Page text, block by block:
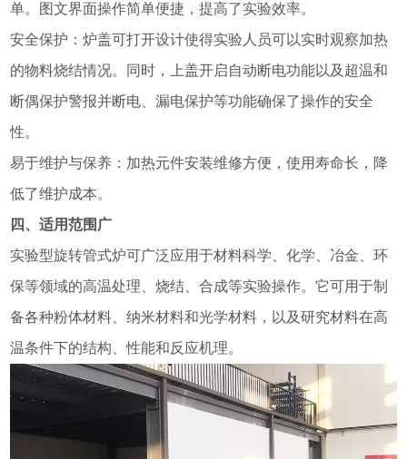
单。图文界面操作简单便捷，提高了实验效率。
安全保护：炉盖可打开设计使得实验人员可以实时观察加热
的物料烧结情况。同时，上盖开启自动断电功能以及超温和
断偶保护警报并断电、漏电保护等功能确保了操作的安全
性。
易于维护与保养：加热元件安装维修方便，使用寿命长，降
低了维护成本。
四、适用范围广
实验型旋转管式炉可广泛应用于材料科学、化学、冶金、环
保等领域的高温处理、烧结、合成等实验操作。它可用于制
备各种粉体材料、纳米材料和光学材料，以及研究材料在高
温条件下的结构、性能和反应机理。